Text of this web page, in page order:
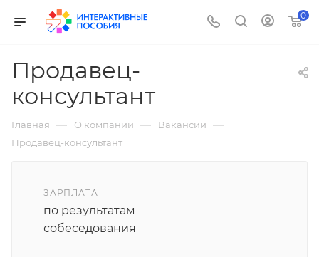
0
Продавец-
консультант
Главная — О компании — Вакансии —
Продавец-консультант
ЗАРПЛАТА
по результатам
собеседования